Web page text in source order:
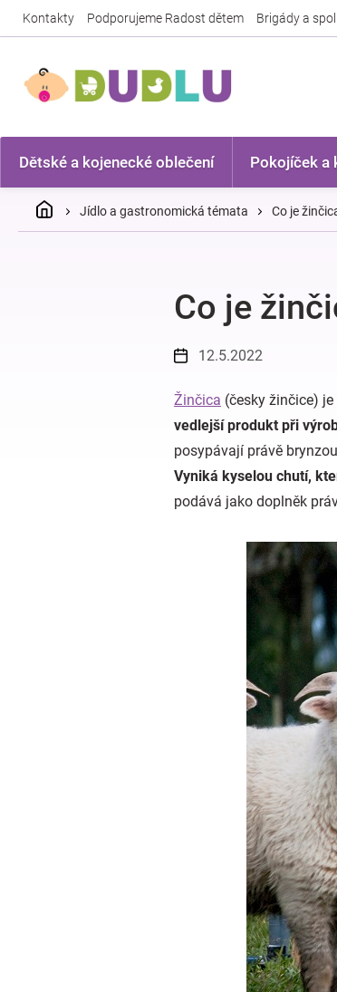
Kontakty Podporujeme Radost dětem Brigády a
Dětské a kojenecké oblečení Pokojíček a
DomůJídlo a gastronomická témata Co je
Co je
12.5.2022
Žinčica (česky žinčice) je
vedlejší produkt při
posypávají právě
Vyniká kyselou chutí,
podává jako doplněk